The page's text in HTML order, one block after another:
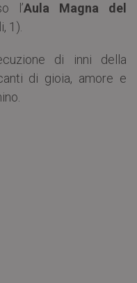
l’Aula Magna del
1).
di inni della
di gioia, amore e